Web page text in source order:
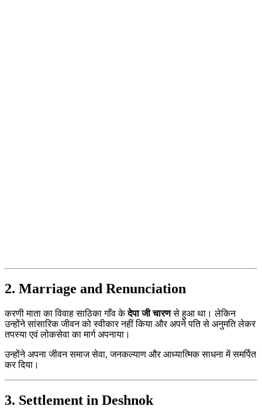
2. Marriage and Renunciation
करणी माता का विवाह साठिका गाँव केदेपा जी चारणसे हुआ था। लेकिन
उन्होंने सांसारिक जीवन को स्वीकार नहीं किया और अपने पति से अनुमति लेकर
तपस्या एवं लोकसेवा का मार्ग अपनाया।
उन्होंने अपना जीवन समाज सेवा, जनकल्याण और आध्यात्मिक साधना में समर्पित
कर दिया।
3. Settlement in Deshnok